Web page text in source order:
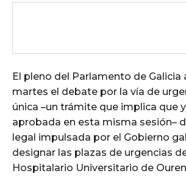
El pleno del Parlamento de Galicia
martes el debate por la vía de
única –un trámite que implica que
aprobada en esta misma sesión–
legal impulsada por el Gobierno
designar las plazas de urgencias
Hospitalario Universitario de